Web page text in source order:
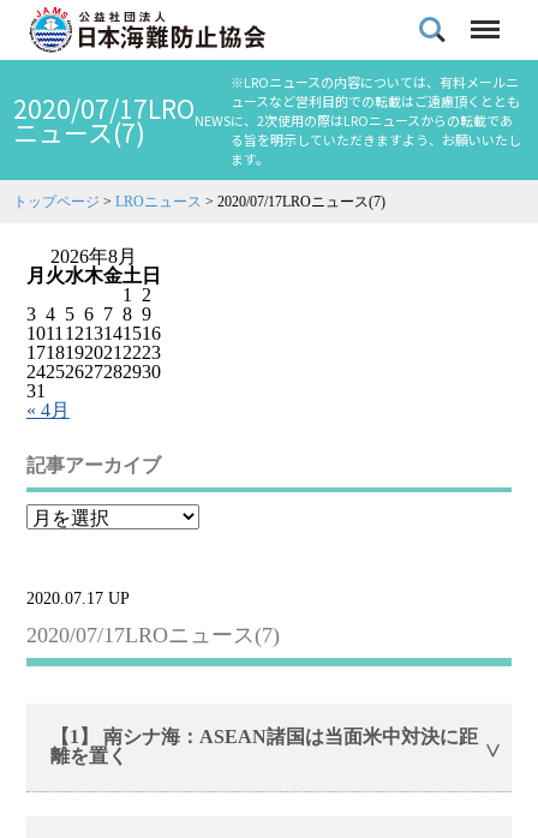
2020/07/17LRO
ニュース(7) NEWS
※LROニュースの内容については、有料メールニ
ュースなど営利目的での転載はご遠慮頂くととも
に、2次使用の際はLROニュースからの転載であ
る旨を明示していただきますよう、お願いいたし
ます。
トップページ >LROニュース >2020/07/17LROニュース(7)
2026年8月
月 火水木金土 日
1
2
3 4 5 6 7 8 9
1011 1213141516
1718192021 2223
24252627282930
31
« 4月
記事アーカイブ
2020.07.17 UP
2020/07/17LROニュース(7)
【1】 南シナ海：ASEAN諸国は当面米中対決に距
離を置く